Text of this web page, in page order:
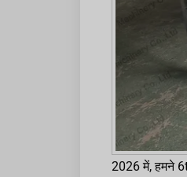
2026 में, हमने